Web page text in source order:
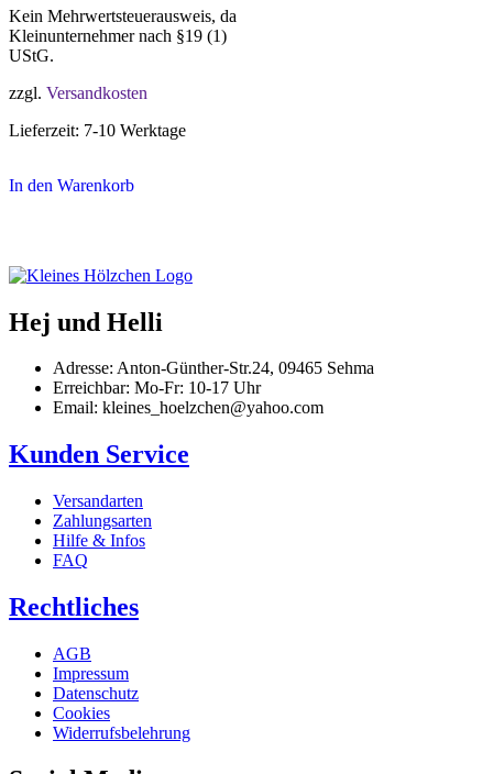
Kein Mehrwertsteuerausweis, da
Kleinunternehmer nach §19 (1)
UStG.
zzgl. Versandkosten
Lieferzeit: 7-10 Werktage
In den Warenkorb
Hej und Helli
Adresse: Anton-Günther-Str.24, 09465 Sehma
Erreichbar: Mo-Fr: 10-17 Uhr
Email: kleines_hoelzchen@yahoo.com
Kunden Service
Versandarten
Zahlungsarten
Hilfe & Infos
FAQ
Rechtliches
AGB
Impressum
Datenschutz
Cookies
Widerrufsbelehrung